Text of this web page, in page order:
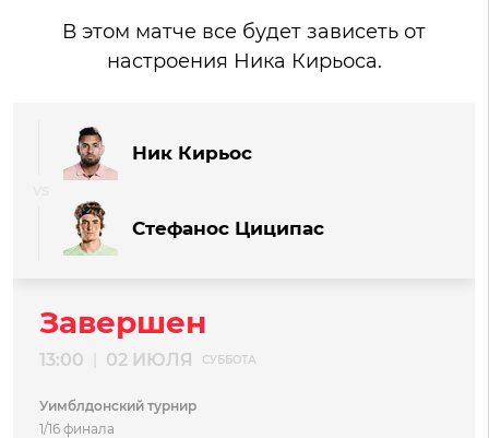
В этом матче все будет зависеть от
настроения Ника Кирьоса.
Ник Кирьос
Стефанос Циципас
Завершен
13:00 02 ИЮЛЯ СУББОТА
Уимблдонский турнир
1/16 финала